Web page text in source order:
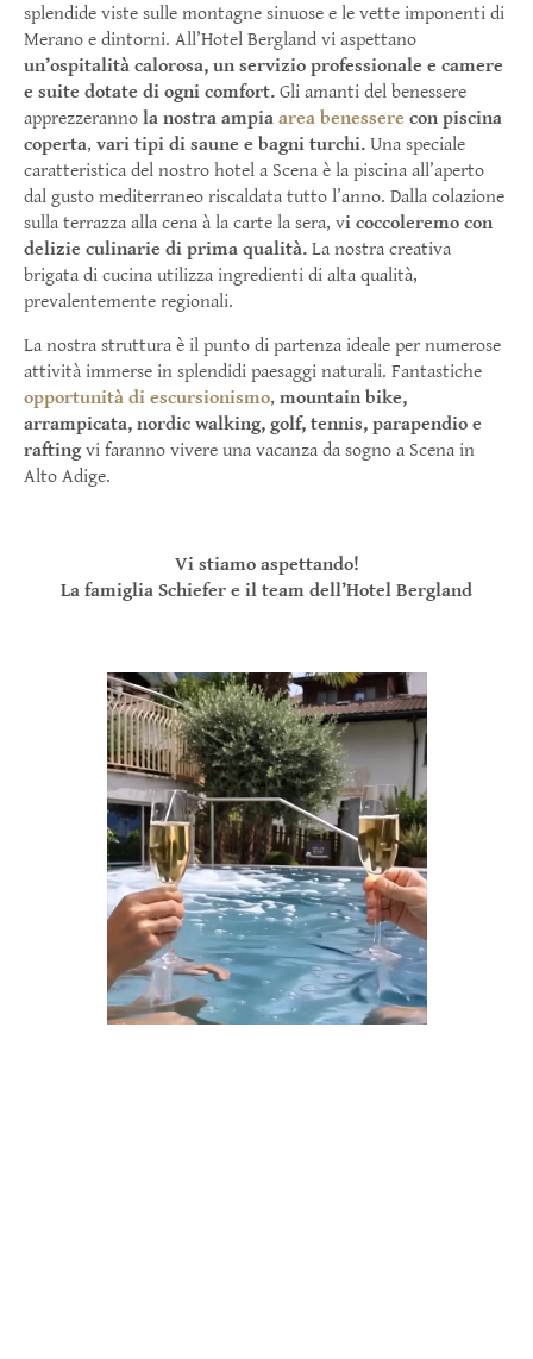
splendide viste sulle montagne sinuose e le vette imponenti di
Merano e dintorni. All’Hotel Bergland vi aspettano
un’ospitalità calorosa, un servizio professionale e camere
e suite dotate di ogni comfort. Gli amanti del benessere
apprezzeranno la nostra ampia area benessere con piscina
coperta, vari tipi di saune e bagni turchi. Una speciale
caratteristica del nostro hotel a Scena è la piscina all’aperto
dal gusto mediterraneo riscaldata tutto l’anno. Dalla colazione
sulla terrazza alla cena à la carte la sera, vi coccoleremo con
delizie culinarie di prima qualità. La nostra creativa
brigata di cucina utilizza ingredienti di alta qualità,
prevalentemente regionali.
La nostra struttura è il punto di partenza ideale per numerose
attività immerse in splendidi paesaggi naturali. Fantastiche
opportunità di escursionismo, mountain bike,
arrampicata, nordic walking, golf, tennis, parapendio e
rafting vi faranno vivere una vacanza da sogno a Scena in
Alto Adige.
Vi stiamo aspettando!
La famiglia Schiefer e il team dell’Hotel Bergland